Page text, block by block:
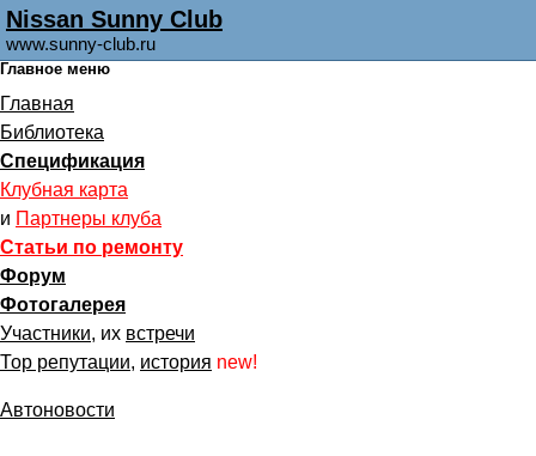
Nissan Sunny Club
www.sunny-club.ru
Главное меню
Главная
Библиотека
Спецификация
Клубная карта
и Партнеры клуба
Статьи по ремонту
Форум
Фотогалерея
Участники, их встречи
Тор репутации, история new!
Автоновости